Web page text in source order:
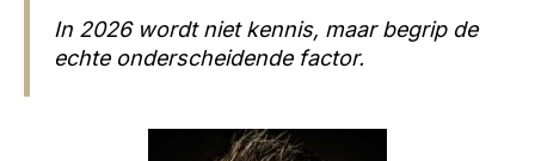
In 2026 wordt niet kennis, maar begrip de
echte onderscheidende factor.